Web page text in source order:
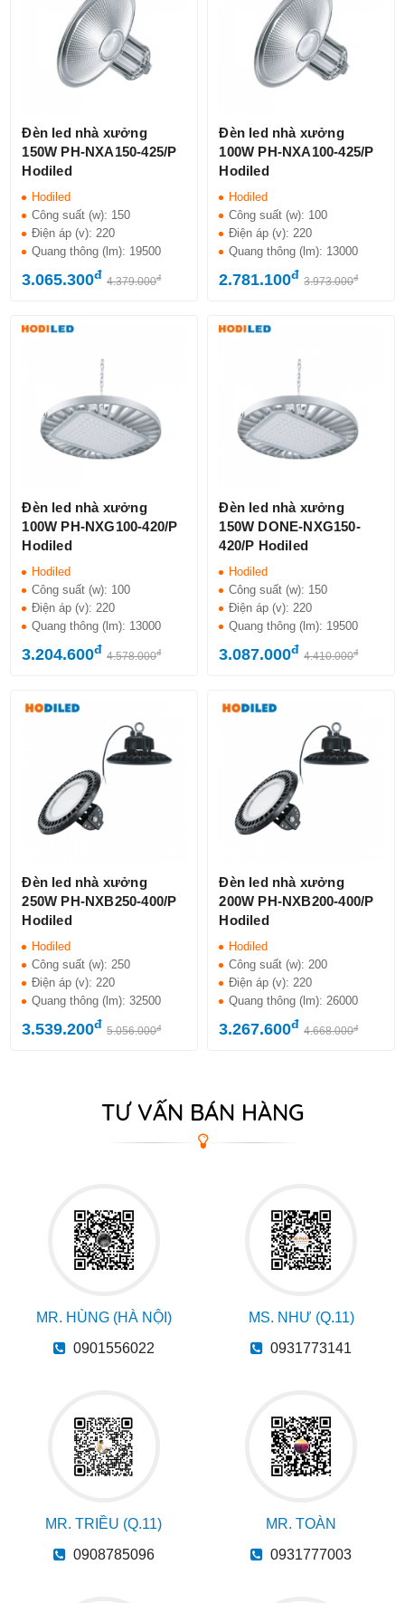
Đèn led nhà xưởng
150W PH-NXA150-425/P
Hodiled
Hodiled
Công suất (w): 150
Điện áp (v): 220
Quang thông (lm): 19500
3.065.300đ 4.379.000đ
Đèn led nhà xưởng
100W PH-NXA100-425/P
Hodiled
Hodiled
Công suất (w): 100
Điện áp (v): 220
Quang thông (lm): 13000
2.781.100đ 3.973.000đ
Đèn led nhà xưởng
100W PH-NXG100-420/P
Hodiled
Hodiled
Công suất (w): 100
Điện áp (v): 220
Quang thông (lm): 13000
3.204.600đ 4.578.000đ
Đèn led nhà xưởng
150W DONE-NXG150-
420/P Hodiled
Hodiled
Công suất (w): 150
Điện áp (v): 220
Quang thông (lm): 19500
3.087.000đ 4.410.000đ
Đèn led nhà xưởng
250W PH-NXB250-400/P
Hodiled
Hodiled
Công suất (w):250
Điện áp (v):220
Quang thông (lm):32500
3.539.200đ 5.056.000đ
Đèn led nhà xưởng
200W PH-NXB200-400/P
Hodiled
Hodiled
Công suất (w):200
Điện áp (v):220
Quang thông (lm):26000
3.267.600đ 4.668.000đ
TƯ VẤN BÁN HÀNG
MR. HÙNG (HÀ NỘI)
0901556022
MS. NHƯ (Q.11)
0931773141
MR. TRIỀU (Q.11)
0908785096
MR. TOÀN
0931777003